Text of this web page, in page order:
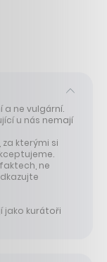
a ne vulgární.
u nás nemají
za kterými si
ne
jako kurátoři